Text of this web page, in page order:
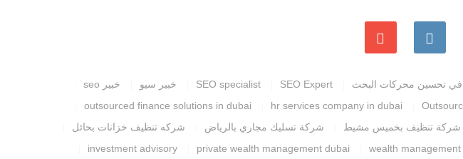
تحسين محركات البحث SEO Expert
SEO specialist خبير سيو
خبير seo
hr services company in dubai
outsourced finance solutions in dubai
شركة تنظيف بخميس مشيط شركة تسليك مجاري بالرياض
شركه تنظيف خزانات بحائل
wealth
private wealth management dubai
investment advisory